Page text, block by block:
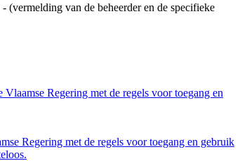
van de beheerder en de specifieke
Regering met de regels voor toegang en
Regering met de regels voor toegang en gebruik